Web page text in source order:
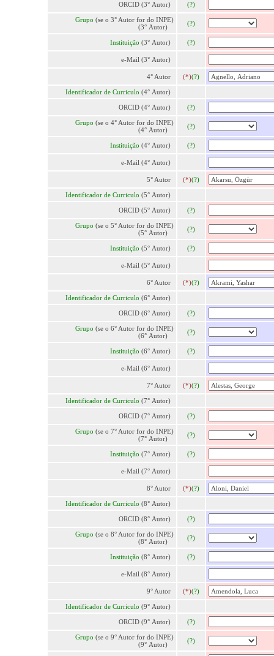
ORCID (3° Autor) (?)
Grupo (se o 3° Autor for do INPE)
(3° Autor)
(?)
Instituição (3° Autor) (?)
e-Mail (3° Autor)
4° Autor (*)(?)
Identificador de Curriculo (4° Autor)
ORCID (4° Autor) (?)
Grupo (se o 4° Autor for do INPE)
(4° Autor)
(?)
Instituição (4° Autor) (?)
e-Mail (4° Autor)
5° Autor (*)(?)
Identificador de Curriculo (5° Autor)
ORCID (5° Autor) (?)
Grupo (se o 5° Autor for do INPE)
(5° Autor)
(?)
Instituição (5° Autor) (?)
e-Mail (5° Autor)
6° Autor (*)(?)
Identificador de Curriculo (6° Autor)
ORCID (6° Autor) (?)
Grupo (se o 6° Autor for do INPE)
(6° Autor)
(?)
Instituição (6° Autor) (?)
e-Mail (6° Autor)
7° Autor (*)(?)
Identificador de Curriculo (7° Autor)
ORCID (7° Autor) (?)
Grupo (se o 7° Autor for do INPE)
(7° Autor)
(?)
Instituição (7° Autor) (?)
e-Mail (7° Autor)
8° Autor (*)(?)
Identificador de Curriculo (8° Autor)
ORCID (8° Autor) (?)
Grupo (se o 8° Autor for do INPE)
(8° Autor)
(?)
Instituição (8° Autor) (?)
e-Mail (8° Autor)
9° Autor (*)(?)
Identificador de Curriculo (9° Autor)
ORCID (9° Autor) (?)
Grupo (se o 9° Autor for do INPE)
(9° Autor)
(?)